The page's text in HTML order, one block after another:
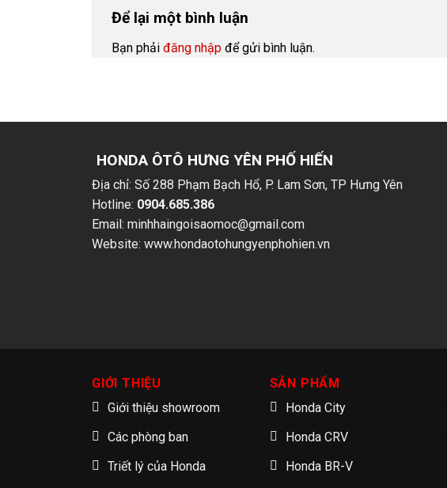
Để lại một bình luận
Bạn phải đăng nhập để gửi bình luận.
HONDA ÔTÔ HƯNG YÊN PHỐ HIẾN
Địa chỉ: Số 288 Phạm Bạch Hổ, P. Lam Sơn, TP Hưng Yên
Hotline: 0904.685.386
Email: minhhaingoisaomoc@gmail.com
Website: www.hondaotohungyenphohien.vn
GIỚI THIỆU
Giới thiệu showroom
Các phòng ban
Triết lý của Honda
SẢN PHẨM
Honda City
Honda CRV
Honda BR-V